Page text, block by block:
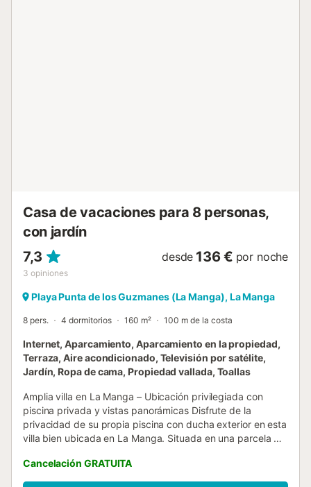
Casa de vacaciones para 8 personas,
con jardín
7,3
3 opiniones
desde 136 € por noche
Playa Punta de los Guzmanes (La Manga), La Manga
8 pers. 4 dormitorios 160 m² 100 m de la costa
Internet, Aparcamiento, Aparcamiento en la propiedad,
Terraza, Aire acondicionado, Televisión por satélite,
Jardín, Ropa de cama, Propiedad vallada, Toallas
Amplia villa en La Manga – Ubicación privilegiada con
piscina privada y vistas panorámicas Disfrute de la
privacidad de su propia piscina con ducha exterior en esta
villa bien ubicada en La Manga. Situada en una parcela de
una terraza cubierta de 30 m², perfecta para relajarse al
aire libre. En el interior, la villa cuenta con 4 dormitorios, 2
Cancelación GRATUITA